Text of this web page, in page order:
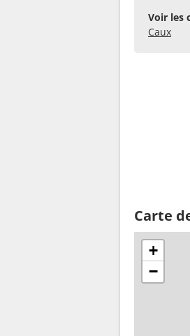
Voir les
Caux
Carte
+
−